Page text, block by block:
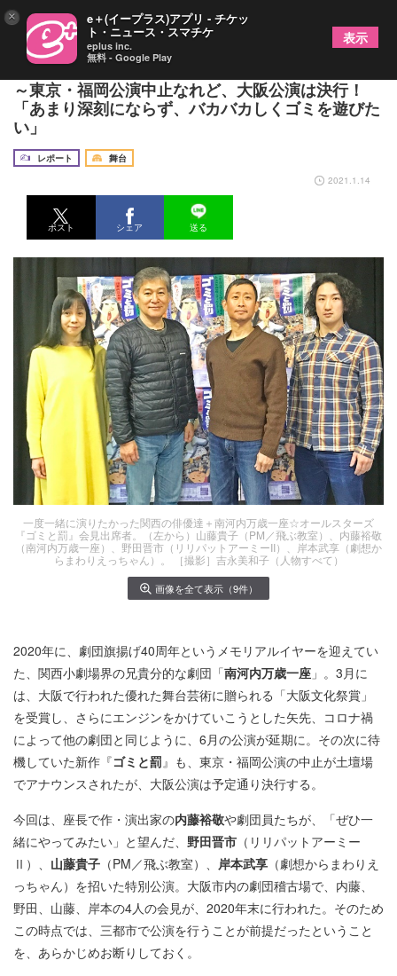
南河内万歳一座新作『ゴミと罰』記者会見レポート
～東京・福岡公演中止なれど、大阪公演は決行！
「あまり深刻にならず、バカバカしくゴミを遊びた
い」
レポート
舞台
2021.1.14
ポスト シェア 送る
一度一緒に演りたかった関西の俳優達＋南河内万歳一座☆オールスターズ
『ゴミと罰』会見出席者。（左から）山藤貴子（PM／飛ぶ教室）、内藤裕敬
（南河内万歳一座）、野田晋市（リリパットアーミーII）、岸本武享（劇想か
らまわりえっちゃん）。 ［撮影］吉永美和子（人物すべて）
画像を全て表示（9件）
2020年に、劇団旗揚げ40周年というメモリアルイヤーを迎えてい
た、関西小劇場界の兄貴分的な劇団「南河内万歳一座 」。3月に
は、大阪で行われた優れた舞台芸術に贈られる「大阪文化祭賞」
を受賞し、さらにエンジンをかけていこうとした矢先、コロナ禍
によって他の劇団と同じように、6月の公演が延期に。その次に待
機していた新作『ゴミと罰 』も、東京・福岡公演の中止が土壇場
でアナウンスされたが、大阪公演は予定通り決行する。
今回は、座長で作・演出家の内藤裕敬や劇団員たちが、「ぜひ一
緒にやってみたい」と望んだ、 野田晋市 （リリパットアーミー
Ⅱ）、 山藤貴子 （PM／飛ぶ教室）、 岸本武享 （劇想からまわりえ
っちゃん）を招いた特別公演。大阪市内の劇団稽古場で、内藤、
野田、山藤、岸本の4人の会見が、2020年末に行われた。そのため
この時点では、三都市で公演を行うことが前提だったということ
を、あらかじめお断りしておく。
× e＋(イープラス)アプリ - チケッ
ト・ニュース・スマチケ
eplus inc.
無料 - Google Play
表示